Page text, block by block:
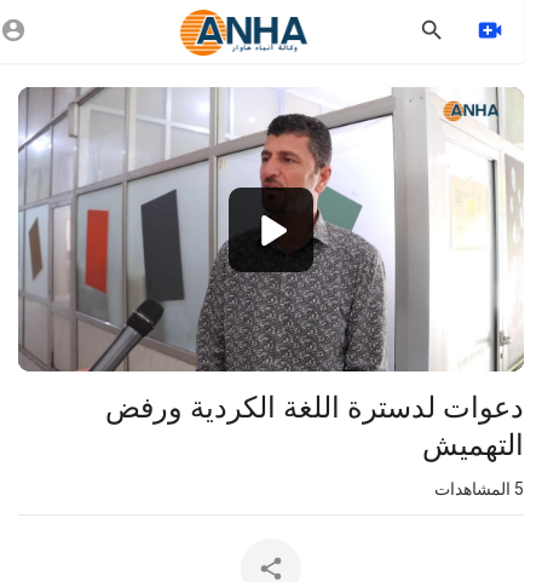
Video
Player
1080p
240p
auto
دعوات لدسترة اللغة الكردية ورفض
التهميش
المشاهدات